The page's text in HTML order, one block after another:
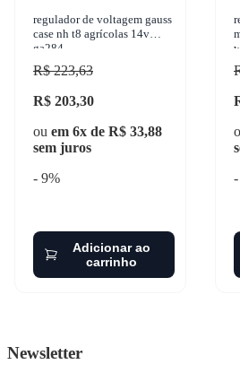
regulador de voltagem gauss
case nh t8 agrícolas 14v
ga284
R$ 223,63
R$ 203,30
ou em 6x de R$ 33,88
sem juros
- 9%
Adicionar ao
carrinho
Newsletter